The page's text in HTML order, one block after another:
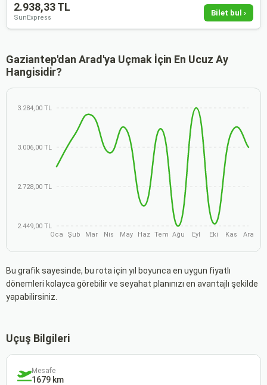
2.938,33 TL
SunExpress
Bilet bul ›
Gaziantep'dan Arad'ya Uçmak İçin En Ucuz Ay
Hangisidir?
3.284,00 TL
3.006,00 TL
2.728,00 TL
2.449,00 TL
Oca
Şub Mar Nis May Haz Tem Ağu Eyl Eki Kas Ara
Bu grafik sayesinde, bu rota için yıl boyunca en uygun fiyatlı
dönemleri kolayca görebilir ve seyahat planınızı en avantajlı şekilde
yapabilirsiniz.
Uçuş Bilgileri
Mesafe
1679 km